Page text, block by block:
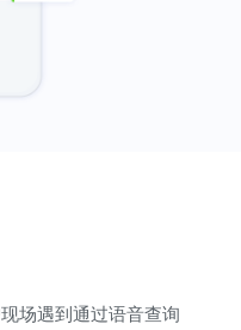
场遇到通过语音查询